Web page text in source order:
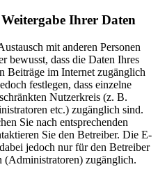
Ihrer Daten
mit anderen Personen
bewusst, dass die Daten Ihres
Beiträge im Internet zugänglich
festlegen, dass einzelne
Nutzerkreis (z. B.
etc.) zugänglich sind.
Sie nach entsprechenden
Sie den Betreiber. Die E-
jedoch nur für den Betreiber
(Administratoren) zugänglich.